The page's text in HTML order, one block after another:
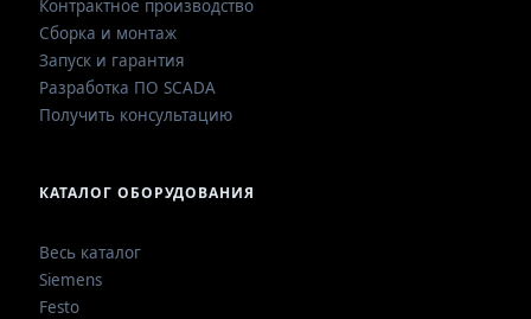
Контрактное производство
Сборка и монтаж
Запуск и гарантия
Разработка ПО SCADA
Получить консультацию
КАТАЛОГ ОБОРУДОВАНИЯ
Весь каталог
Siemens
Festo